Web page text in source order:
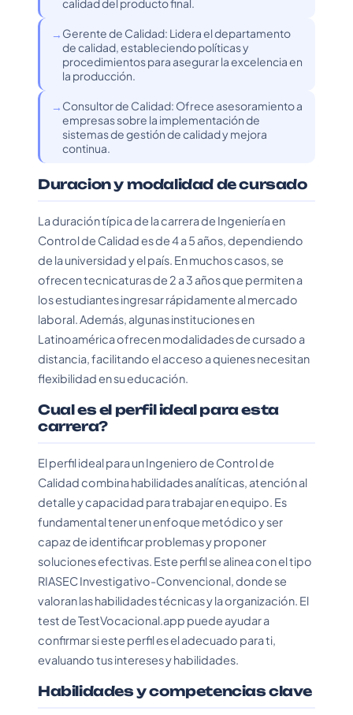
calidad del producto final.
Gerente de Calidad: Lidera el departamento
de calidad, estableciendo políticas y
procedimientos para asegurar la excelencia en
la producción.
Consultor de Calidad: Ofrece asesoramiento a
empresas sobre la implementación de
sistemas de gestión de calidad y mejora
continua.
Duracion y modalidad de cursado
La duración típica de la carrera de Ingeniería en
Control de Calidad es de 4 a 5 años, dependiendo
de la universidad y el país. En muchos casos, se
ofrecen tecnicaturas de 2 a 3 años que permiten a
los estudiantes ingresar rápidamente al mercado
laboral. Además, algunas instituciones en
Latinoamérica ofrecen modalidades de cursado a
distancia, facilitando el acceso a quienes necesitan
flexibilidad en su educación.
Cual es el perfil ideal para esta
carrera?
El perfil ideal para un Ingeniero de Control de
Calidad combina habilidades analíticas, atención al
detalle y capacidad para trabajar en equipo. Es
fundamental tener un enfoque metódico y ser
capaz de identificar problemas y proponer
soluciones efectivas. Este perfil se alinea con el tipo
RIASEC Investigativo-Convencional, donde se
valoran las habilidades técnicas y la organización. El
test de TestVocacional.app puede ayudar a
confirmar si este perfil es el adecuado para ti,
evaluando tus intereses y habilidades.
Habilidades y competencias clave